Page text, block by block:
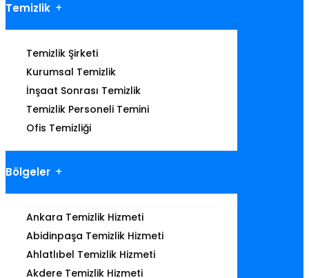
Temizlik
Temizlik Şirketi
Kurumsal Temizlik
İnşaat Sonrası Temizlik
Temizlik Personeli Temini
Ofis Temizliği
Bölgeler
Ankara Temizlik Hizmeti
Abidinpaşa Temizlik Hizmeti
Ahlatlıbel Temizlik Hizmeti
Akdere Temizlik Hizmeti